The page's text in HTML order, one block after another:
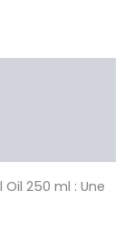
250 ml : Une